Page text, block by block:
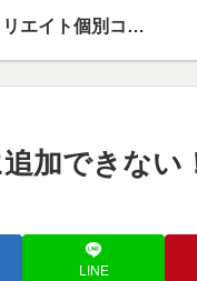
アフィリエイト個別コンサル
加できない
LINE